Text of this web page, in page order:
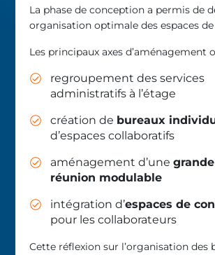
La phase de conception a permis de
organisation optimale des espaces
Les principaux axes d’aménagement
regroupement des services
administratifs à l’étage
création de bureaux
d’espaces collaboratifs
aménagement d’une
réunion modulable
intégration d’espaces de
pour les collaborateurs
Cette réflexion sur l’organisation des